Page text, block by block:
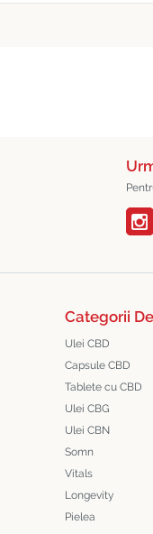
Categorii
Ulei CBD
Capsule CBD
Tablete cu CBD
Ulei CBG
Ulei CBN
Somn
Vitals
Longevity
Pielea